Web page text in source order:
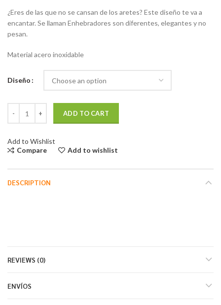
¿Eres de las que no se cansan de los aretes? Este diseño te va a
encantar. Se llaman Enhebradores son diferentes, elegantes y no
pesan.
Material acero inoxidable
Diseño
ADD TO CART
Add to Wishlist
Compare
Add to wishlist
DESCRIPTION
REVIEWS (0)
ENVÍOS